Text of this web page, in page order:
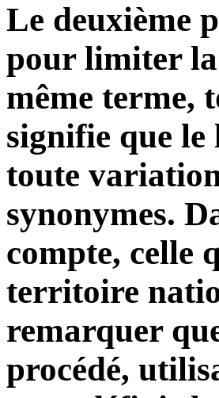
Le deuxième
pour limiter la
même terme,
signifie que
toute
synonymes.
compte, celle
territoire
remarquer
procédé,